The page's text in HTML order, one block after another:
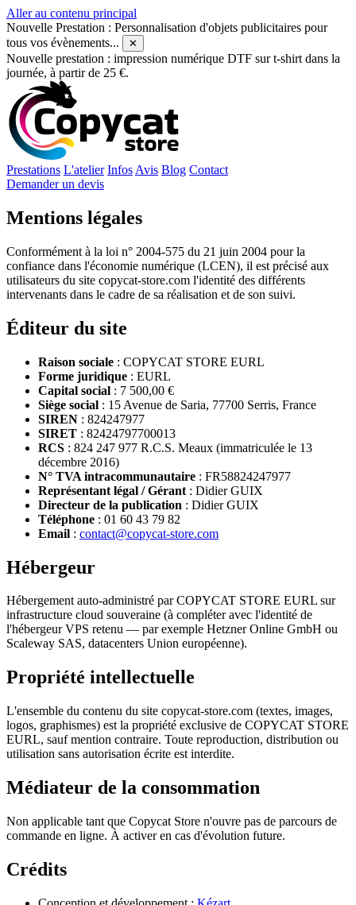
Aller au contenu principal
Nouvelle Prestation : Personnalisation d'objets publicitaires pour
tous vos évènements...
✕
Nouvelle prestation : impression numérique DTF sur t-shirt dans la
journée, à partir de 25 €.
Prestations L'atelier Infos Avis Blog Contact
Demander un devis
Mentions légales
Conformément à la loi n° 2004-575 du 21 juin 2004 pour la
confiance dans l'économie numérique (LCEN), il est précisé aux
utilisateurs du site copycat-store.com l'identité des différents
intervenants dans le cadre de sa réalisation et de son suivi.
Éditeur du site
Raison sociale : COPYCAT STORE EURL
Forme juridique : EURL
Capital social : 7 500,00 €
Siège social : 15 Avenue de Saria, 77700 Serris, France
SIREN : 824247977
SIRET : 82424797700013
RCS : 824 247 977 R.C.S. Meaux (immatriculée le 13
décembre 2016)
N° TVA intracommunautaire : FR58824247977
Représentant légal / Gérant : Didier GUIX
Directeur de la publication : Didier GUIX
Téléphone : 01 60 43 79 82
Email : contact@copycat-store.com
Hébergeur
Hébergement auto-administré par COPYCAT STORE EURL sur
infrastructure cloud souveraine (à compléter avec l'identité de
l'hébergeur VPS retenu — par exemple Hetzner Online GmbH ou
Scaleway SAS, datacenters Union européenne).
Propriété intellectuelle
L'ensemble du contenu du site copycat-store.com (textes, images,
logos, graphismes) est la propriété exclusive de COPYCAT STORE
EURL, sauf mention contraire. Toute reproduction, distribution ou
utilisation sans autorisation écrite est interdite.
Médiateur de la consommation
Non applicable tant que Copycat Store n'ouvre pas de parcours de
commande en ligne. À activer en cas d'évolution future.
Crédits